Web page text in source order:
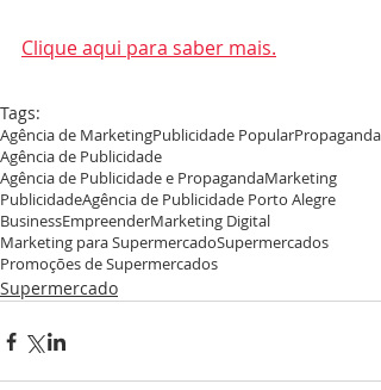
Clique aqui para saber mais.
Tags:
Agência de MarketingPublicidade PopularPropaganda
Agência de Publicidade
Agência de Publicidade e PropagandaMarketing
PublicidadeAgência de Publicidade Porto Alegre
BusinessEmpreenderMarketing Digital
Marketing para SupermercadoSupermercados
Promoções de Supermercados
Supermercado